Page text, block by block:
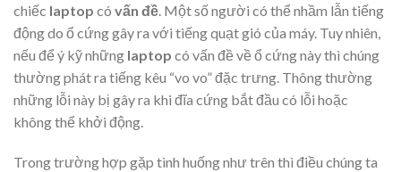
chiếc laptop có vấn đề . Một số người có thể nhầm lẫn tiếng
động do ổ cứng gây ra với tiếng quạt gió của máy. Tuy nhiên,
nếu để ý kỹ những laptop có vấn đề về ổ cứng này thì chúng
thường phát ra tiếng kêu “vo vo” đặc trưng. Thông thường
những lỗi này bị gây ra khi đĩa cứng bắt đầu có lỗi hoặc
không thể khởi động.
Trong trường hợp gặp tình huống như trên thì điều chúng ta